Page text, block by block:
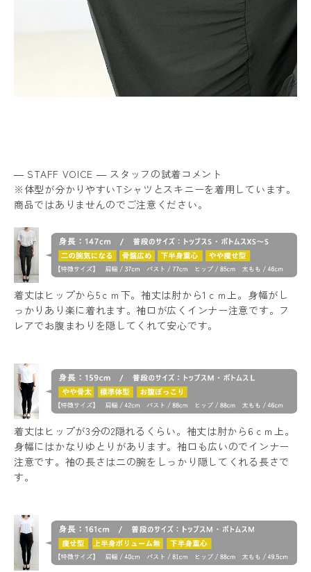
― STAFF VOICE ― スタッフの試着コメント
※体型が分かりやすいTシャツとスキニーを着用しています。
商品ではありませんのでご注意ください。
着丈はヒップから5ｃｍ下。袖丈は肘から1ｃｍ上。身幅がし
っかりあり楽に着れます。袖口が広くインナー注意です。フ
レアでお腹まわりを隠してくれて安心です。
着丈はヒップが3分の2隠れるくらい。袖丈は肘から6ｃｍ上。
身幅にはかなりゆとりがあります。袖口も広いのでインナー
注意です。袖の長さは二の腕をしっかり隠してくれる長さで
す。